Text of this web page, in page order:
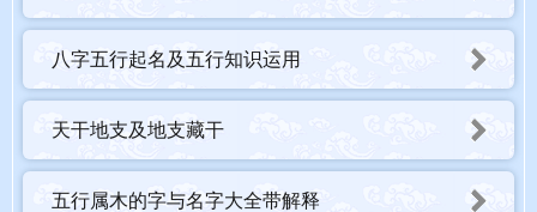
八字五行起名及五行知识运用
天干地支及地支藏干
五行属木的字与名字大全带解释